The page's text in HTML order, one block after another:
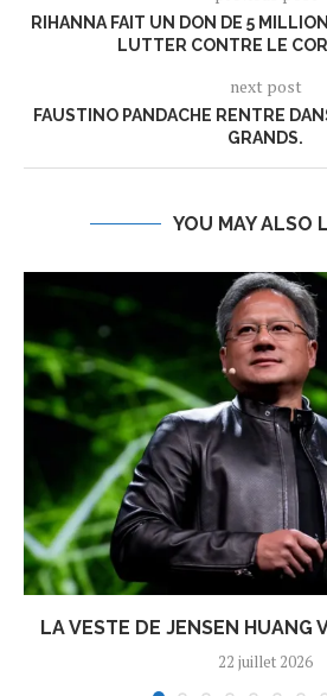
RIHANNA FAIT UN DON DE 5
LUTTER CONTRE LE
next post
FAUSTINO PANDACHE RENTRE
GRANDS.
YOU MAY ALSO
LA VESTE DE JENSEN HUANG
22 juillet 2026